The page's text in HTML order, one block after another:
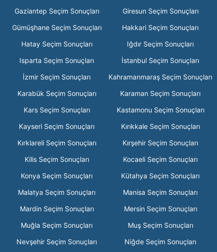
Gaziantep Seçim Sonuçları
Giresun Seçim Sonuçları
Gümüşhane Seçim Sonuçları
Hakkari Seçim Sonuçları
Hatay Seçim Sonuçları
Iğdır Seçim Sonuçları
Isparta Seçim Sonuçları
İstanbul Seçim Sonuçları
İzmir Seçim Sonuçları
Kahramanmaraş Seçim Sonuçları
Karabük Seçim Sonuçları
Karaman Seçim Sonuçları
Kars Seçim Sonuçları
Kastamonu Seçim Sonuçları
Kayseri Seçim Sonuçları
Kırıkkale Seçim Sonuçları
Kırklareli Seçim Sonuçları
Kırşehir Seçim Sonuçları
Kilis Seçim Sonuçları
Kocaeli Seçim Sonuçları
Konya Seçim Sonuçları
Kütahya Seçim Sonuçları
Malatya Seçim Sonuçları
Manisa Seçim Sonuçları
Mardin Seçim Sonuçları
Mersin Seçim Sonuçları
Muğla Seçim Sonuçları
Muş Seçim Sonuçları
Nevşehir Seçim Sonuçları
Niğde Seçim Sonuçları